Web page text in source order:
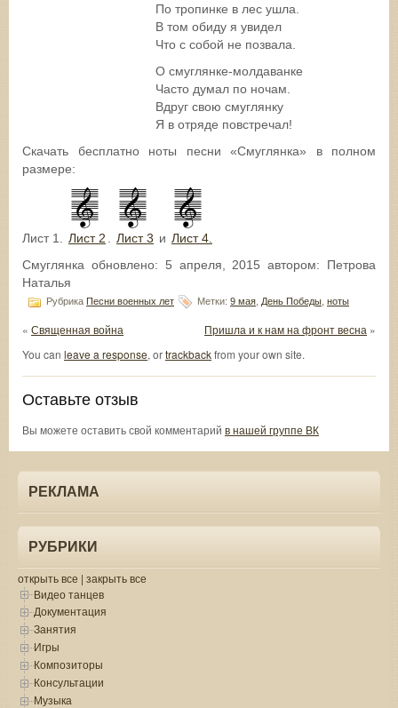
По тропинке в лес ушла.
В том обиду я увидел
Что с собой не позвала.
О смуглянке-молдаванке
Часто думал по ночам.
Вдруг свою смуглянку
Я в отряде повстречал!
Скачать бесплатно ноты песни «Смуглянка» в полном
размере:
Лист 1. Лист 2 Лист 3 и Лист 4.
Смуглянка обновлено: 5 апреля, 2015 автором: Петрова
Наталья
Рубрика Песни военных лет Метки: 9 мая День Победы ноты
« Священная война Пришла и к нам на фронт весна »
You can leave a response, ortrackbackfrom your own site.
Оставьте отзыв
Вы можете оставить свой комментарий в нашей группе ВК
РЕКЛАМА
РУБРИКИ
открыть все | закрыть все
Видео танцев
Документация
Занятия
Игры
Композиторы
Консультации
Музыка